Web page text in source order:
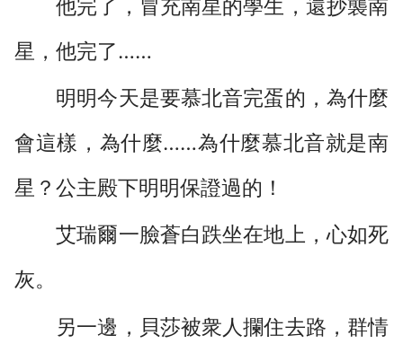
他完了，冒充南星的學生，還抄襲南
星，他完了……
明明今天是要慕北音完蛋的，為什麼
會這樣，為什麼……為什麼慕北音就是南
星？公主殿下明明保證過的！
艾瑞爾一臉蒼白跌坐在地上，心如死
灰。
另一邊，貝莎被衆人攔住去路，群情